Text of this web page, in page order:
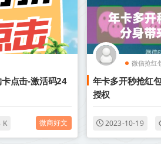
点击-激活码24
K 微商好文
微信抢红
年卡多开秒抢红
授权
2023-10-19